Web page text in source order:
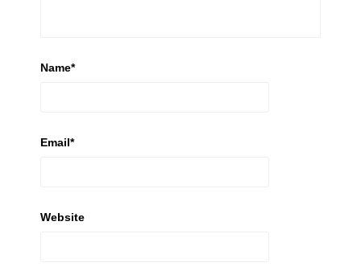
Name*
Email*
Website